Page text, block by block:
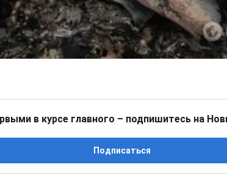
в курсе главного – подпишитесь на
Подписаться